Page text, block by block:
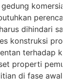
komersial
dihindari
konstruksi
terhadap
properti
di fase awal